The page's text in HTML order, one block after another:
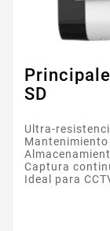
SD
Ultra-
Captura
Ideal para